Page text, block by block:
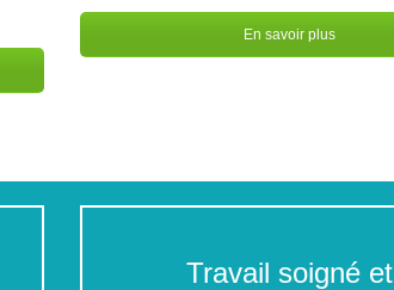
En savoir plus
Travail soigné et